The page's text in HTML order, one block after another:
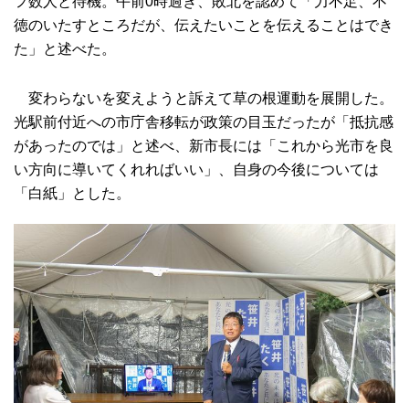
徳のいたすところだが、伝えたいことを伝えることはでき
た」と述べた。
変わらないを変えようと訴えて草の根運動を展開した。
光駅前付近への市庁舎移転が政策の目玉だったが「抵抗感
があったのでは」と述べ、新市長には「これから光市を良
い方向に導いてくれればいい」、自身の今後については
「白紙」とした。